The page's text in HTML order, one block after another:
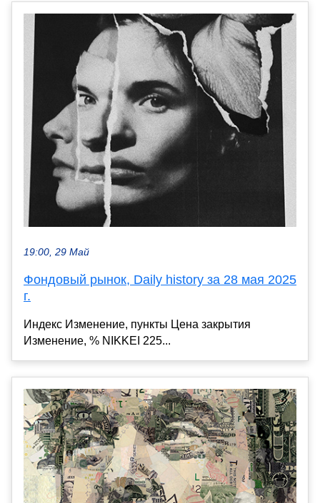
19:00, 29 Май
Фондовый рынок, Daily history за 28 мая 2025
г.
Индекс Изменение, пункты Цена закрытия
Изменение, % NIKKEI 225...